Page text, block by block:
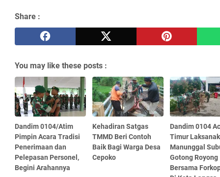
Share :
You may like these posts :
Dandim 0104/Atim
Pimpin Acara Tradisi
Penerimaan dan
Pelepasan Personel,
Begini Arahannya
Kehadiran Satgas
TMMD Beri Contoh
Baik Bagi Warga Desa
Cepoko
Dandim 0104
Timur
Manunggal
Gotong Royong
Bersama